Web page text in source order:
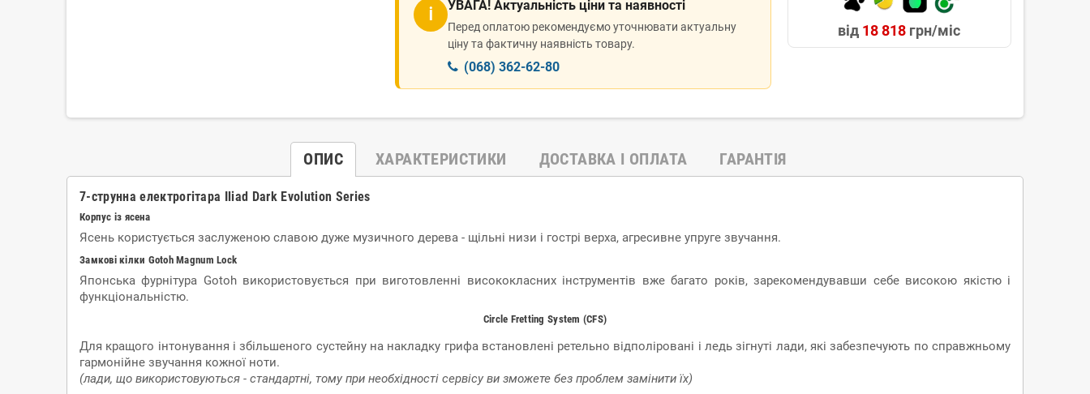
ℹ УВАГА! Актуальність ціни та наявності
Перед оплатою рекомендуємо уточнювати актуальну
ціну та фактичну наявність товару.
(068) 362-62-80
від 18 818 грн/міс
ОПИС ХАРАКТЕРИСТИКИ ДОСТАВКА І ОПЛАТА ГАРАНТІЯ
7-струнна електрогітара Iliad Dark Evolution Series
Корпус із ясена
Ясень користується заслуженою славою дуже музичного дерева - щільні низи і гострі верха, агресивне упруге звучання.
Замкові кілки Gotoh Magnum Lock
Японська фурнітура Gotoh використовується при виготовленні висококласних інструментів вже багато років, зарекомендувавши себе високою якістю і
функціональністю.
Circle Fretting System (CFS)
Для кращого інтонування і збільшеного сустейну на накладку грифа встановлені ретельно відполіровані і ледь зігнуті лади, які забезпечують по справжньому
гармонійне звучання кожної ноти.
(лади, що використовуються - стандартні, тому при необхідності сервісу ви зможете без проблем замінити їх)